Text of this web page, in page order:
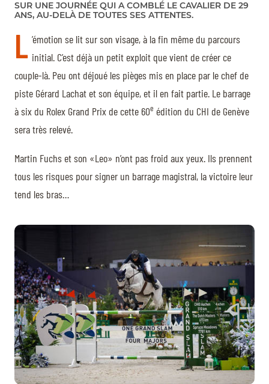
SUR UNE JOURNÉE QUI A COMBLÉ LE CAVALIER DE 29
ANS, AU-DELÀ DE TOUTES SES ATTENTES.
L ’émotion se lit sur son visage, à la fin même du parcours
initial. C’est déjà un petit exploit que vient de créer ce
couple-là. Peu ont déjoué les pièges mis en place par le chef de
piste Gérard Lachat et son équipe, et il en fait partie. Le barrage
à six du Rolex Grand Prix de cette 60e édition du CHI de Genève
sera très relevé.
Martin Fuchs et son «Leo» n’ont pas froid aux yeux. Ils prennent
tous les risques pour signer un barrage magistral, la victoire leur
tend les bras…